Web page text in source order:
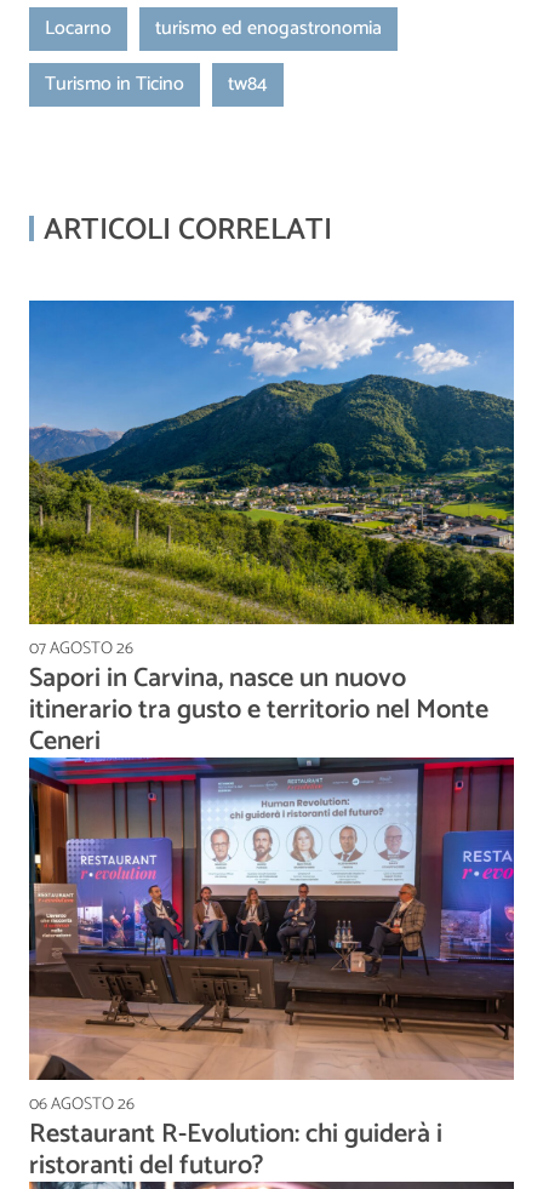
Locarno
turismo ed enogastronomia
Turismo in Ticino
tw84
ARTICOLI CORRELATI
07 AGOSTO 26
Sapori in Carvina, nasce un nuovo
itinerario tra gusto e territorio nel Monte
Ceneri
06 AGOSTO 26
Restaurant R-Evolution: chi guiderà i
ristoranti del futuro?